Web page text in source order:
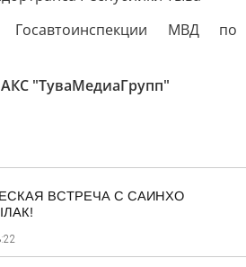
Госавтоинспекции МВД по
"ТуваМедиаГрупп"
ВСТРЕЧА С САИНХО